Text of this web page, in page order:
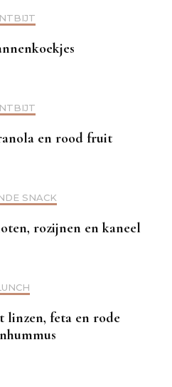
en rood fruit
SNACK
rozijnen en kaneel
linzen, feta en rode